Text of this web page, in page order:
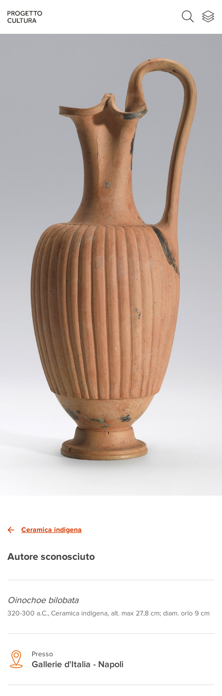
Ceramica indigena
Autore sconosciuto
Oinochoe bilobata
320-300 a.C., Ceramica indigena, alt. max 27,8 cm; diam. orlo 9 cm
Presso
Gallerie d'Italia - Napoli